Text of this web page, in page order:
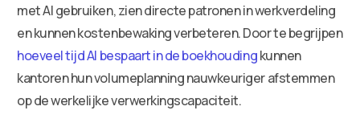
met AI gebruiken, zien directe patronen in werkverdeling
en kunnen kostenbewaking verbeteren. Door te begrijpen
hoeveel tijd AI bespaart in de boekhoudingkunnen
kantoren hun volumeplanning nauwkeuriger afstemmen
op de werkelijke verwerkingscapaciteit.